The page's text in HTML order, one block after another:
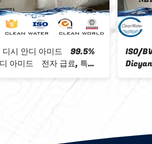
EINECS는 아무 207-312-8 99.5%
도 dicyandiamide DCDA CAS 아니
오 461-58-5를 강화합니다